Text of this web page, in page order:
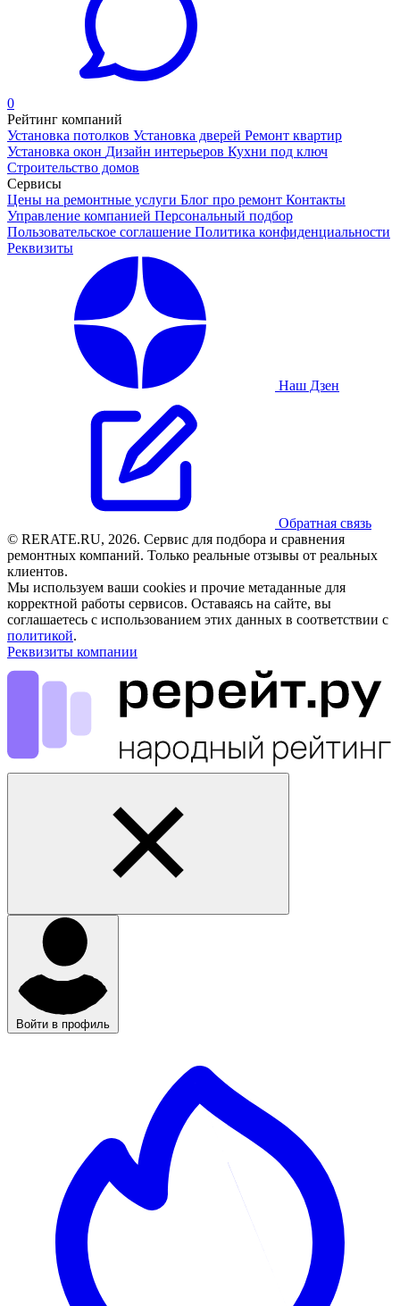
0
Рейтинг компаний
Установка потолков Установка дверей Ремонт квартир
Установка окон Дизайн интерьеров Кухни под ключ
Строительство домов
Сервисы
Цены на ремонтные услуги Блог про ремонт Контакты
Управление компанией Персональный подбор
Пользовательское соглашение Политика конфиденциальности
Реквизиты
Наш Дзен
Обратная связь
© RERATE.RU, 2026. Сервис для подбора и сравнения
ремонтных компаний. Только реальные отзывы от реальных
клиентов.
Мы используем ваши cookies и прочие метаданные для
корректной работы сервисов. Оставаясь на сайте, вы
соглашаетесь с использованием этих данных в соответствии с
политикой.
Реквизиты компании
Войти в профиль